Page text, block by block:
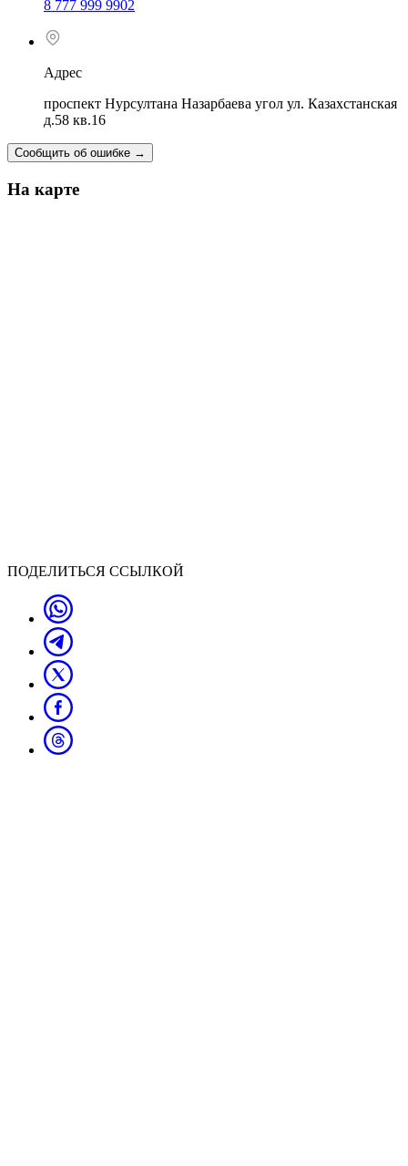
8 777 999 9902
Адрес
проспект Нурсултана Назарбаева угол ул. Казахстанская
д.58 кв.16
Сообщить об ошибке →
На карте
ПОДЕЛИТЬСЯ ССЫЛКОЙ